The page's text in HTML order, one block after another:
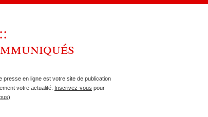
presse en ligne est votre site de publication
votre actualité. Inscrivez-vous pour